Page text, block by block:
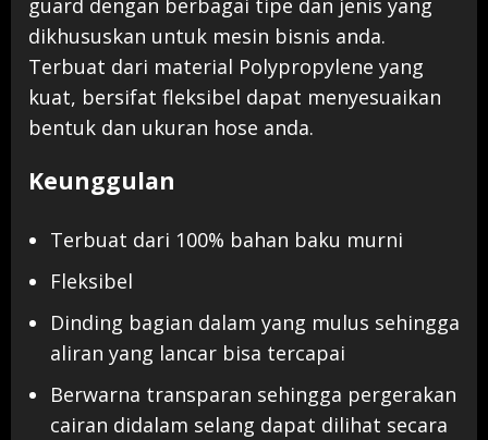
guard dengan berbagai tipe dan jenis yang
dikhususkan untuk mesin bisnis anda.
Terbuat dari material Polypropylene yang
kuat, bersifat fleksibel dapat menyesuaikan
bentuk dan ukuran hose anda.
Keunggulan
Terbuat dari 100% bahan baku murni
Fleksibel
Dinding bagian dalam yang mulus sehingga
aliran yang lancar bisa tercapai
Berwarna transparan sehingga pergerakan
cairan didalam selang dapat dilihat secara